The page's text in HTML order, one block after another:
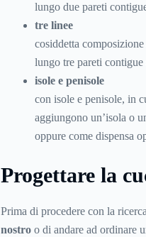
lungo due pareti
tre linee
cosiddetta
lungo tre pareti contigue
isole e penisole
con isole e penisole, in
aggiungono un’isola o
oppure come dispensa
Progettare la
Prima di procedere con la
nostroo di andare ad ordinare